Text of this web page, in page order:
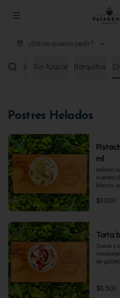
Abrir menu de navegación
¿Dónde quieres pedir?
Sin Azúcar Barquillos
Postres Helados
ml
Helado
nuestro
blanco,
porciones.
$9.000
Torta
Suave y
de
$8.500